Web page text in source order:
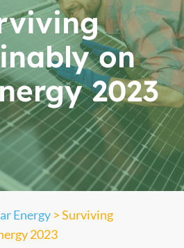
on
2023
Energy >Surviving
2023